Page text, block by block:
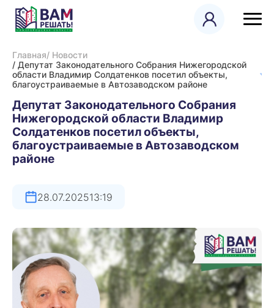
Главная/ Новости
/ Депутат Законодательного Собрания Нижегородской
области Владимир Солдатенков посетил объекты,
благоустраиваемые в Автозаводском районе
Депутат Законодательного Собрания
Нижегородской области Владимир
Солдатенков посетил объекты,
благоустраиваемые в Автозаводском
районе
28.07.202513:19